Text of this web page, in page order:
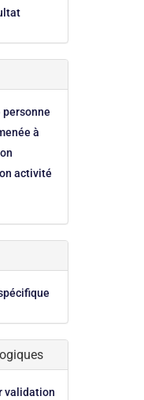
personne
à
activité
validation